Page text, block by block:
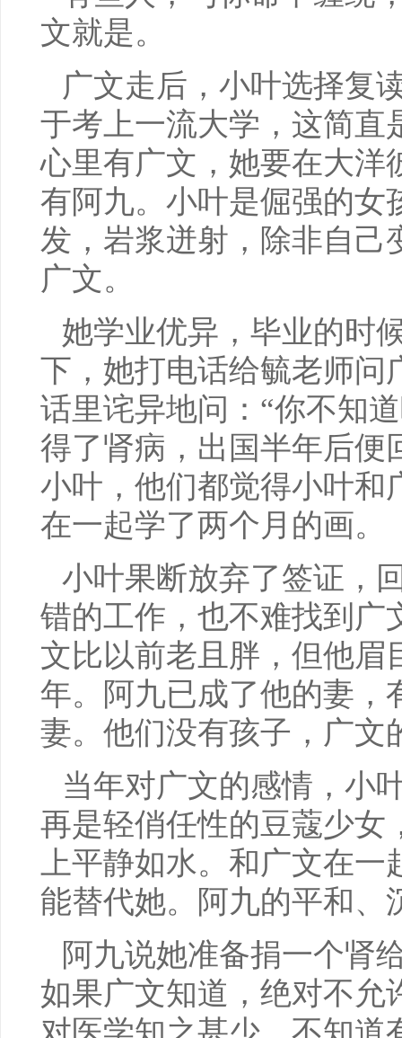
文就是。
广文走后，小叶选择复
于考上一流大学，这简直
心里有广文，她要在大洋
有阿九。小叶是倔强的女
发，岩浆迸射，除非自己
广文。
她学业优异，毕业的时
下，她打电话给毓老师问
话里诧异地问：“你不知
得了肾病，出国半年后便
小叶，他们都觉得小叶和
在一起学了两个月的画。
小叶果断放弃了签证，
错的工作，也不难找到广
文比以前老且胖，但他眉
年。阿九已成了他的妻，
妻。他们没有孩子，广文
当年对广文的感情，小
再是轻俏任性的豆蔻少女
上平静如水。和广文在一
能替代她。阿九的平和、
阿九说她准备捐一个肾
如果广文知道，绝对不允